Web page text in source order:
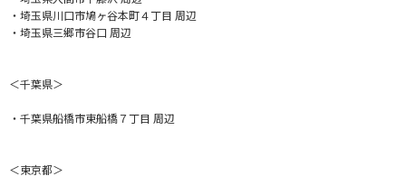
・埼玉県川口市鳩ヶ谷本町４丁目 周辺
・埼玉県三郷市谷口 周辺
＜千葉県＞
・千葉県船橋市東船橋７丁目 周辺
＜東京都＞